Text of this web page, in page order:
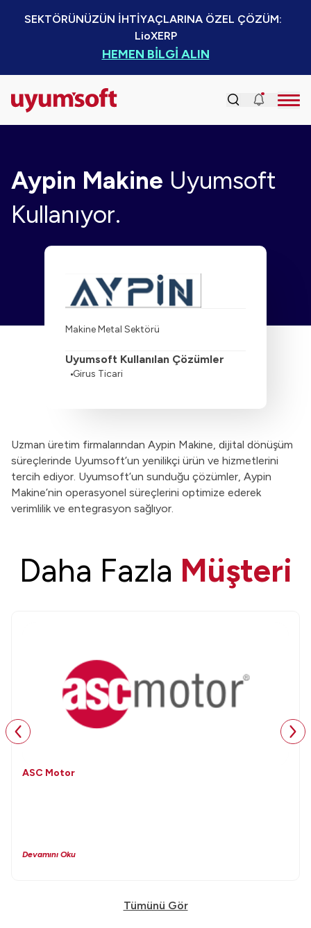
SEKTÖRÜNÜZÜN İHTİYAÇLARINA ÖZEL ÇÖZÜM:
LioXERP
HEMEN BİLGİ ALIN
Aypin Makine Uyumsoft
Kullanıyor.
Makine Metal Sektörü
Uyumsoft Kullanılan Çözümler
Girus Ticari
Uzman üretim firmalarından Aypin Makine, dijital dönüşüm
süreçlerinde Uyumsoft’un yenilikçi ürün ve hizmetlerini
tercih ediyor. Uyumsoft’un sunduğu çözümler, Aypin
Makine’nin operasyonel süreçlerini optimize ederek
verimlilik ve entegrasyon sağlıyor.
Daha Fazla Müşteri
ASC Motor
Devamını Oku
Tümünü Gör